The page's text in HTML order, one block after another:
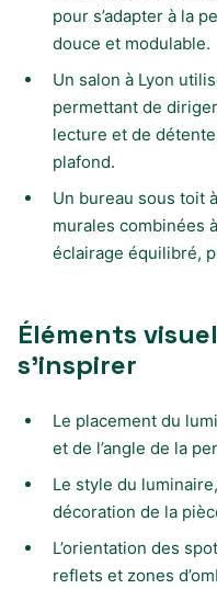
pour s’adapter à la
douce et modulable.
Un salon à Lyon
permettant de
lecture et de
plafond.
Un bureau sous toit
murales combinées
éclairage équilibré,
Éléments
s’inspirer
Le placement du
et de l’angle de la
Le style du
décoration de la
L’orientation des
reflets et zones